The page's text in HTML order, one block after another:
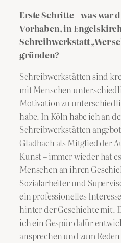
Erste Schritte – was war
Vorhaben, in
Schreibwerkstatt „Wer
gründen?
Schreibwerkstätten sind
mit Menschen
Motivation zu
habe. In Köln habe ich an
Schreibwerkstätten
Gladbach als Mitglied der
Kunst – immer wieder hat
Menschen an ihren
Sozialarbeiter und
ein professionelles
hinter der Geschichte mit.
ich ein Gespür dafür
ansprechen und zum